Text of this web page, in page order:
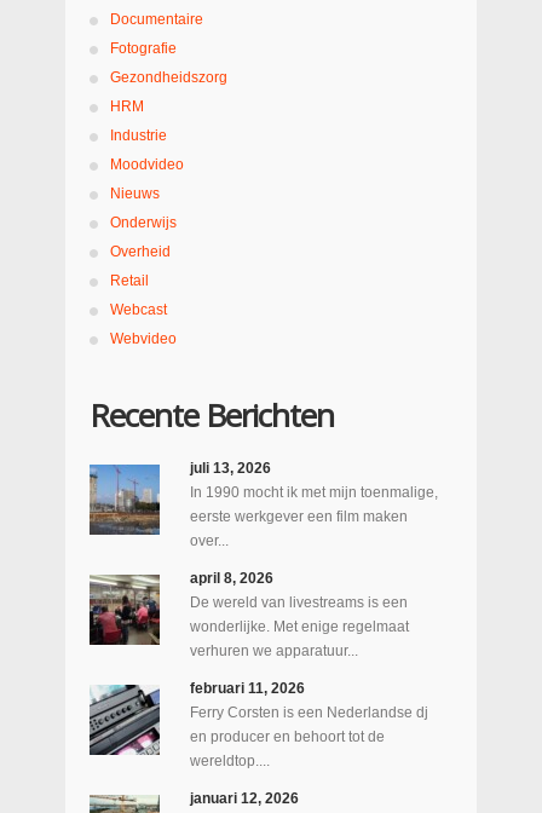
Documentaire
Fotografie
Gezondheidszorg
HRM
Industrie
Moodvideo
Nieuws
Onderwijs
Overheid
Retail
Webcast
Webvideo
Recente Berichten
juli 13, 2026
In 1990 mocht ik met mijn toenmalige,
eerste werkgever een film maken
over...
april 8, 2026
De wereld van livestreams is een
wonderlijke. Met enige regelmaat
verhuren we apparatuur...
februari 11, 2026
Ferry Corsten is een Nederlandse dj
en producer en behoort tot de
wereldtop....
januari 12, 2026